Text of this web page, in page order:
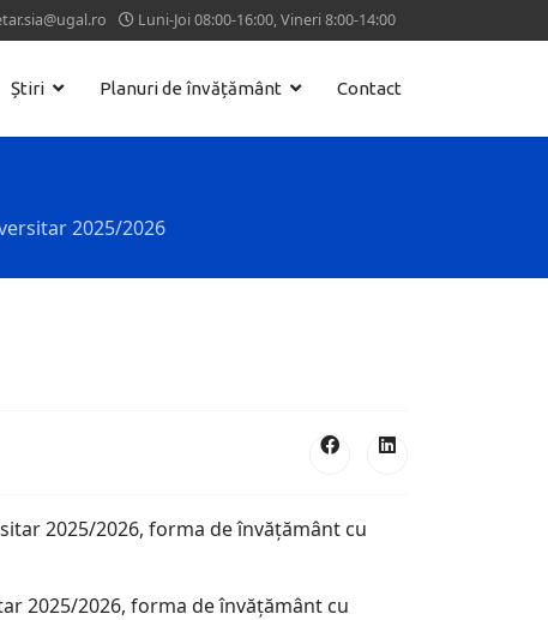
Luni-Joi 08:00-16:00, Vineri 8:00-14:00
Știri Planuri de învățământ Contact
2025/2026
2025/2026, forma de învăţământ cu
2025/2026, forma de învăţământ cu